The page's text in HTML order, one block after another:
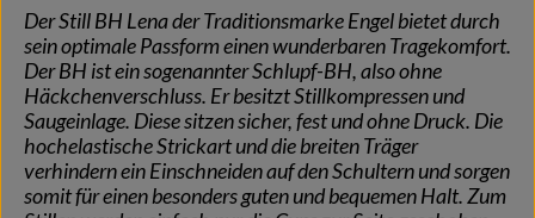
Der Still BH Lena der Traditionsmarke Engel bietet durch
sein optimale Passform einen wunderbaren Tragekomfort.
Der BH ist ein sogenannter Schlupf-BH, also ohne
Häckchenverschluss. Er besitzt Stillkompressen und
Saugeinlage. Diese sitzen sicher, fest und ohne Druck. Die
hochelastische Strickart und die breiten Träger
verhindern ein Einschneiden auf den Schultern und sorgen
somit für einen besonders guten und bequemen Halt. Zum